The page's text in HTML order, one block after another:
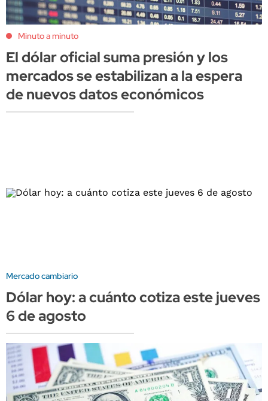
Minuto a minuto
El dólar oficial suma presión y los
mercados se estabilizan a la espera
de nuevos datos económicos
Mercado cambiario
Dólar hoy: a cuánto cotiza este jueves
6 de agosto